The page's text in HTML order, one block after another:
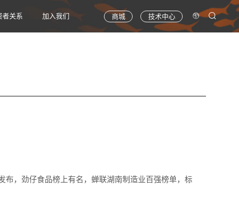
商城 技术中心
者关系 加入我们
布，劲仔食品榜上有名，蝉联湖南制造业百强榜单，标